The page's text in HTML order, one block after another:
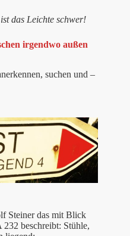
das Leichte schwer!
irgendwo außen
suchen und –
Steiner das mit Blick
beschreibt: Stühle,